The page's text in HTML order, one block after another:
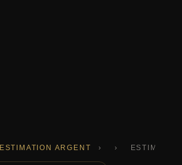
ESTIMATION ARGENT › ›